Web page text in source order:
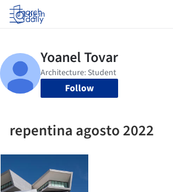
Log in
Follow
repentina agosto 2022